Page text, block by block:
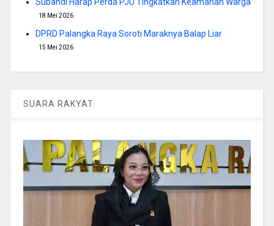
Subandi Harap Perda PJU Tingkatkan Keamanan Warga
18 Mei 2026
DPRD Palangka Raya Soroti Maraknya Balap Liar
15 Mei 2026
SUARA RAKYAT